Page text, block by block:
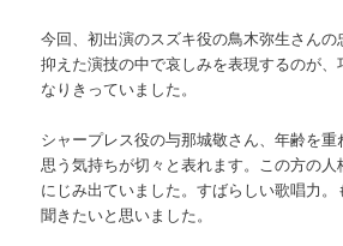
今回、初出演のスズキ役の鳥木弥生さんの
抑えた演技の中で哀しみを表現するのが
なりきっていました。
シャープレス役の与那城敬さん、年齢を
思う気持ちが切々と表れます。この方の人
にじみ出ていました。すばらしい歌唱力
聞きたいと思いました。